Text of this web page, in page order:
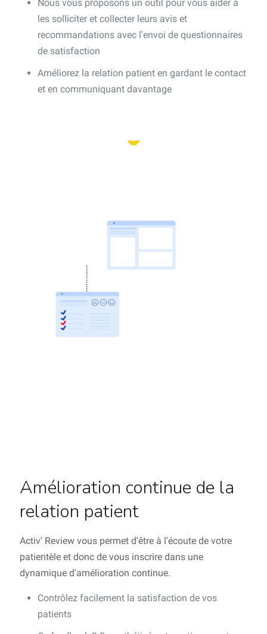
Nous vous proposons un outil pour vous aider à
les solliciter et collecter leurs avis et
recommandations avec l'envoi de questionnaires
de satisfaction
Améliorez la relation patient en gardant le contact
et en communiquant davantage
Amélioration continue de la
relation patient
Activ' Review vous permet d'être à l'écoute de votre
patientèle et donc de vous inscrire dans une
dynamique d'amélioration continue.
Contrôlez facilement la satisfaction de vos
patients